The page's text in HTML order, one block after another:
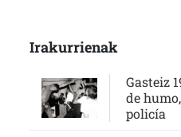
Irakurrienak
Gasteiz
de
policía